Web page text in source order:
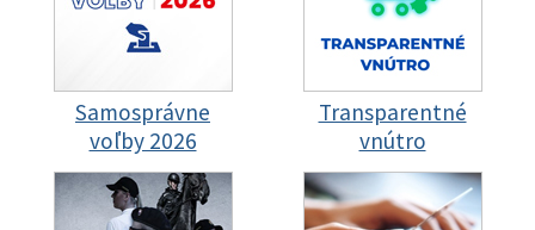
Samosprávne
voľby 2026
Transparentné
vnútro